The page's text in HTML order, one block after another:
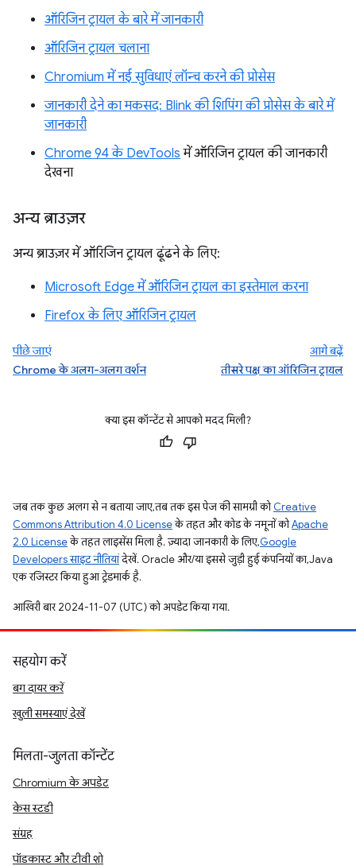
ऑरिजिन ट्रायल के बारे में जानकारी
ऑरिजिन ट्रायल चलाना
Chromium में नई सुविधाएं लॉन्च करने की प्रोसेस
जानकारी देने का मकसद: Blink की शिपिंग की प्रोसेस के बारे में
जानकारी
Chrome 94 के DevTools में ऑरिजिन ट्रायल की जानकारी
देखना
अन्य ब्राउज़र
अन्य ब्राउज़र में ऑरिजिन ट्रायल ढूंढने के लिए:
Microsoft Edge में ऑरिजिन ट्रायल का इस्तेमाल करना
Firefox के लिए ऑरिजिन ट्रायल
पीछे जाएं
Chrome के अलग-अलग वर्शन
आगे बढ़ें
तीसरे पक्ष का ऑरिजिन ट्रायल
क्या इस कॉन्टेंट से आपको मदद मिली?
जब तक कुछ अलग से न बताया जाए, तब तक इस पेज की सामग्री कोCreative
Commons Attribution 4.0 Licenseके तहत और कोड के नमूनों कोApache
2.0 Licenseके तहत लाइसेंस मिला है. ज़्यादा जानकारी के लिए,Google
Developers साइट नीतियांदेखें. Oracle और/या इससे जुड़ी हुई कंपनियों का, Java
एक रजिस्टर किया हुआ ट्रेडमार्क है.
आखिरी बार 2024-11-07 (UTC) को अपडेट किया गया.
सहयोग करें
बग दायर करें
खुली समस्याएं देखें
मिलता-जुलता कॉन्टेंट
Chromium के अपडेट
केस स्टडी
संग्रह
पॉडकास्ट और टीवी शो